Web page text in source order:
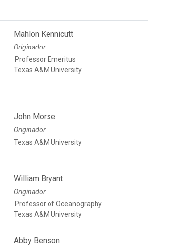
Mahlon Kennicutt
Originador
Professor Emeritus
Texas A&M University
John Morse
Originador
Texas A&M University
William Bryant
Originador
Professor of Oceanography
Texas A&M University
Abby Benson